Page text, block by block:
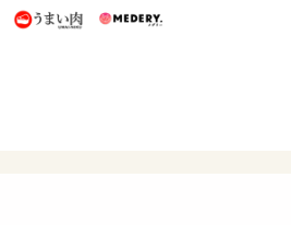
うまいパン うまい肉